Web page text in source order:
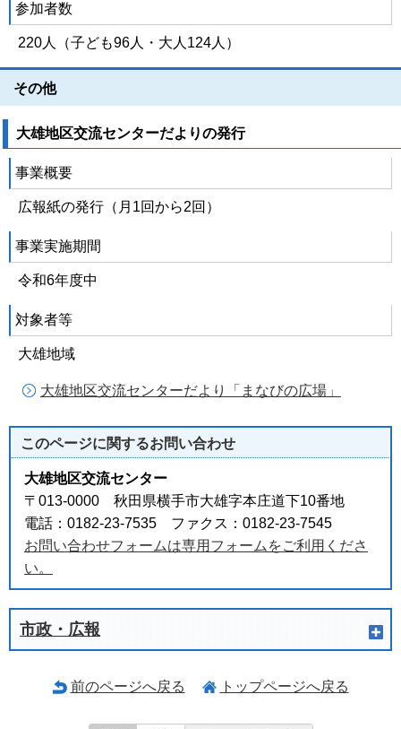
参加者数
220人（子ども96人・大人124人）
その他
大雄地区交流センターだよりの発行
事業概要
広報紙の発行（月1回から2回）
事業実施期間
令和6年度中
対象者等
大雄地域
大雄地区交流センターだより「まなびの広場」
このページに関するお問い合わせ
大雄地区交流センター
〒013-0000 秋田県横手市大雄字本庄道下10番地
電話：0182-23-7535 ファクス：0182-23-7545
お問い合わせフォームは専用フォームをご利用くださ
い。
市政・広報
前のページへ戻る トップページへ戻る